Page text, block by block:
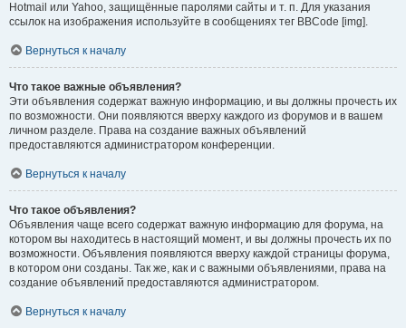
Hotmail или Yahoo, защищённые паролями сайты и т. п. Для указания
ссылок на изображения используйте в сообщениях тег BBCode [img].
Вернуться к началу
Что такое важные объявления?
Эти объявления содержат важную информацию, и вы должны прочесть их
по возможности. Они появляются вверху каждого из форумов и в вашем
личном разделе. Права на создание важных объявлений
предоставляются администратором конференции.
Вернуться к началу
Что такое объявления?
Объявления чаще всего содержат важную информацию для форума, на
котором вы находитесь в настоящий момент, и вы должны прочесть их по
возможности. Объявления появляются вверху каждой страницы форума,
в котором они созданы. Так же, как и с важными объявлениями, права на
создание объявлений предоставляются администратором.
Вернуться к началу